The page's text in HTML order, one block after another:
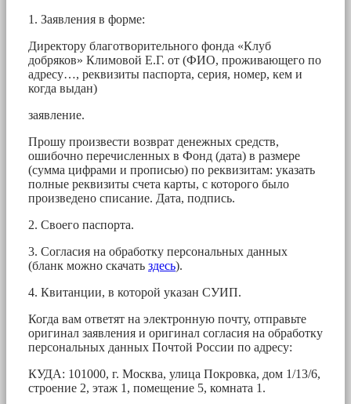
1. Заявления в форме:
Директору благотворительного фонда «Клуб
добряков» Климовой Е.Г. от (ФИО, проживающего по
адресу…, реквизиты паспорта, серия, номер, кем и
когда выдан)
заявление.
Прошу произвести возврат денежных средств,
ошибочно перечисленных в Фонд (дата) в размере
(сумма цифрами и прописью) по реквизитам: указать
полные реквизиты счета карты, с которого было
произведено списание. Дата, подпись.
2. Своего паспорта.
3. Согласия на обработку персональных данных
(бланк можно скачать здесь).
4. Квитанции, в которой указан СУИП.
Когда вам ответят на электронную почту, отправьте
оригинал заявления и оригинал согласия на обработку
персональных данных Почтой России по адресу:
КУДА: 101000, г. Москва, улица Покровка, дом 1/13/6,
строение 2, этаж 1, помещение 5, комната 1.